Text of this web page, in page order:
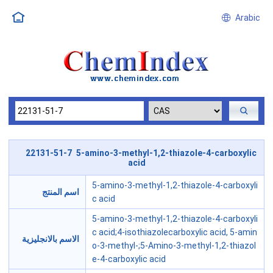
Arabic
22131-51-7 5-amino-3-methyl-1,2-thiazole-4-carboxylic
acid
اسم المنتج
5-amino-3-methyl-1,2-thiazole-4-carboxyli
c acid
الاسم بالانجليزية
5-amino-3-methyl-1,2-thiazole-4-carboxyli
c acid;4-isothiazolecarboxylic acid, 5-amin
o-3-methyl-;5-Amino-3-methyl-1,2-thiazol
e-4-carboxylic acid